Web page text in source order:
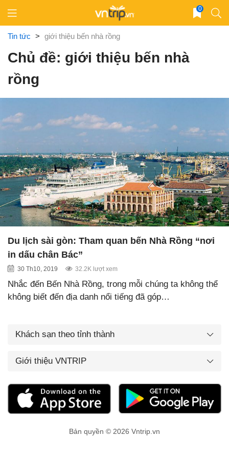
content
0
Tin tức > giới thiệu bến nhà rồng
Chủ đề: giới thiệu bến nhà
rồng
Du lịch sài gòn: Tham quan bến Nhà Rồng “nơi
in dấu chân Bác”
30 Th10, 2019 32.2K lượt xem
Nhắc đến Bến Nhà Rồng, trong mỗi chúng ta không thể
không biết đến địa danh nổi tiếng đã góp…
Khách sạn theo tỉnh thành
Giới thiệu VNTRIP
Bản quyền © 2026 Vntrip.vn